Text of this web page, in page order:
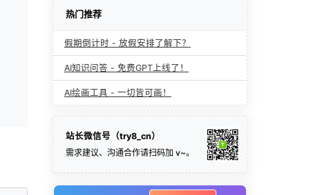
热门推荐
假期倒计时 - 放假安排了解下？
AI知识问答 - 免费GPT上线了！
AI绘画工具 - 一切皆可画！
站长微信号（try8_cn）
需求建议、沟通合作请扫码加 v~。